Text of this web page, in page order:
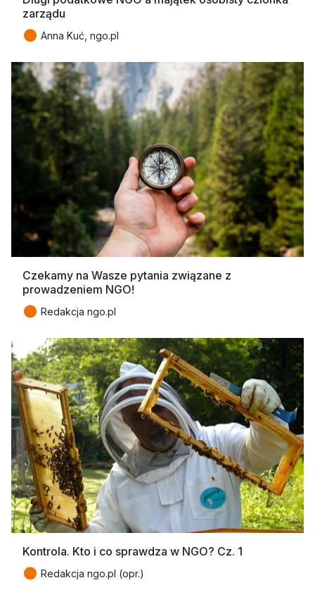
zarządu
● Anna Kuć, ngo.pl
Czekamy na Wasze pytania związane z
prowadzeniem NGO!
● Redakcja ngo.pl
Kontrola. Kto i co sprawdza w NGO? Cz. 1
● Redakcja ngo.pl (opr.)